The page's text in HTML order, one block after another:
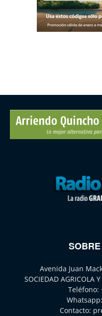
Avenida Juan
SOCIEDAD AGRICOLA
Teléfono:
Whatsapp:
Contacto: